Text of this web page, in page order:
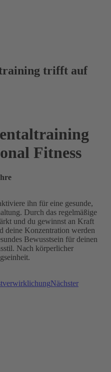
trifft auf
Fitness
ihn für eine gesunde,
Durch das regelmäßige
und du gewinnst an Kraft
deine Konzentration werden
Bewusstsein für deinen
Nach körperlicher
Nächster